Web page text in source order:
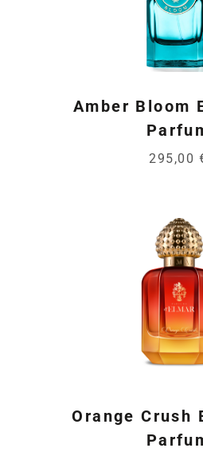
Amber Bloom
295,00
Orange Crush